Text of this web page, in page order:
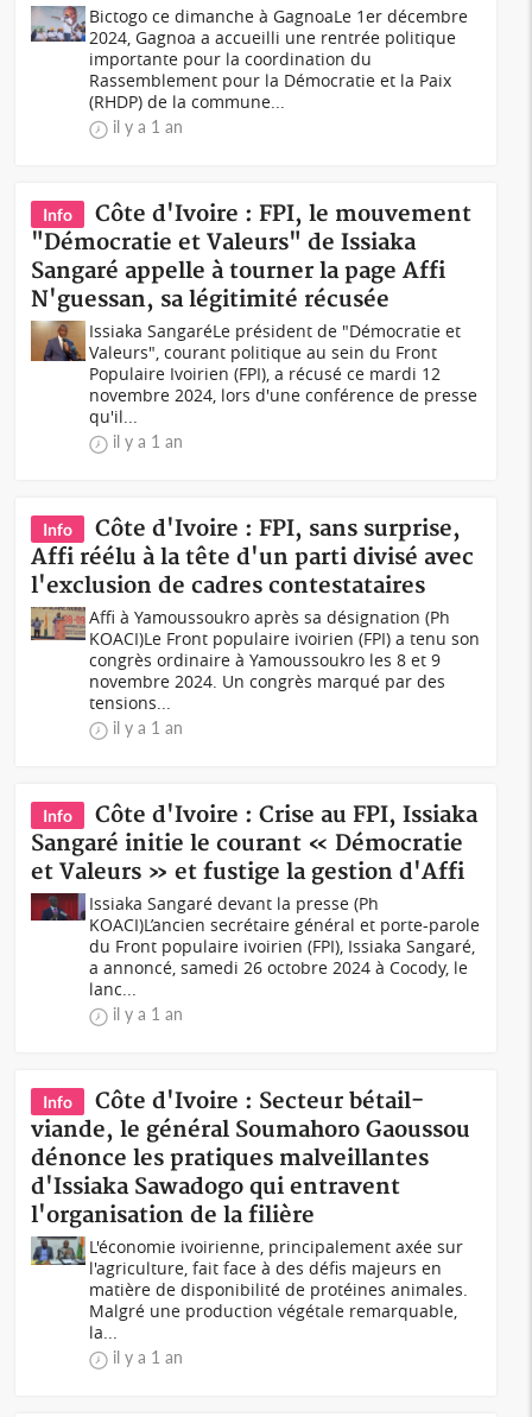
Bictogo ce dimanche à GagnoaLe 1er décembre
2024, Gagnoa a accueilli une rentrée politique
importante pour la coordination du
Rassemblement pour la Démocratie et la Paix
(RHDP) de la commune...
il y a 1 an
Info
Côte d'Ivoire : FPI, le mouvement
"Démocratie et Valeurs" de Issiaka
Sangaré appelle à tourner la page Affi
N'guessan, sa légitimité récusée
Issiaka SangaréLe président de "Démocratie et
Valeurs", courant politique au sein du Front
Populaire Ivoirien (FPI), a récusé ce mardi 12
novembre 2024, lors d'une conférence de presse
qu'il...
il y a 1 an
Info
Côte d'Ivoire : FPI, sans surprise,
Affi réélu à la tête d'un parti divisé avec
l'exclusion de cadres contestataires
Affi à Yamoussoukro après sa désignation (Ph
KOACI)Le Front populaire ivoirien (FPI) a tenu son
congrès ordinaire à Yamoussoukro les 8 et 9
novembre 2024. Un congrès marqué par des
tensions...
il y a 1 an
Info
Côte d'Ivoire : Crise au FPI, Issiaka
Sangaré initie le courant « Démocratie
et Valeurs » et fustige la gestion d'Affi
Issiaka Sangaré devant la presse (Ph
KOACI)L’ancien secrétaire général et porte-parole
du Front populaire ivoirien (FPI), Issiaka Sangaré,
a annoncé, samedi 26 octobre 2024 à Cocody, le
lanc...
il y a 1 an
Info
Côte d'Ivoire : Secteur bétail-
viande, le général Soumahoro Gaoussou
dénonce les pratiques malveillantes
d'Issiaka Sawadogo qui entravent
l'organisation de la filière
L'économie ivoirienne, principalement axée sur
l'agriculture, fait face à des défis majeurs en
matière de disponibilité de protéines animales.
Malgré une production végétale remarquable,
la...
il y a 1 an